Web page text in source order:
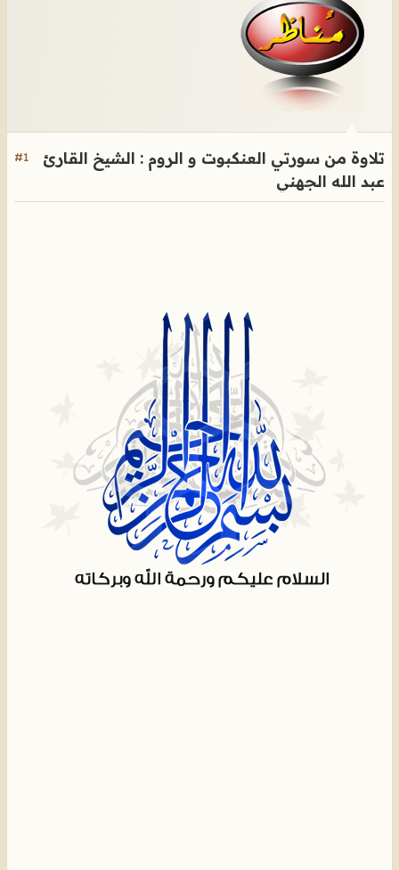
#1
تلاوة من سورتي العنكبوت و الروم : الشيخ القارئ
عبد الله الجهني